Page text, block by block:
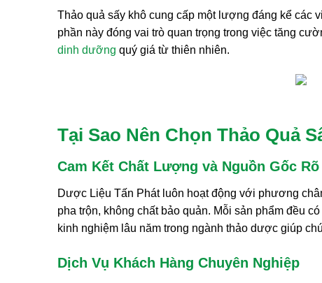
Thảo quả sấy khô cung cấp một lượng đáng kể các
phần này đóng vai trò quan trọng trong việc tăng
dinh dưỡng quý giá từ thiên nhiên.
Tại Sao Nên Chọn Thảo Quả
Cam Kết Chất Lượng và Nguồn Gốc Rõ
Dược Liệu Tấn Phát luôn hoạt động với phương
pha trộn, không chất bảo quản. Mỗi sản phẩm đều
kinh nghiệm lâu năm trong ngành thảo dược giúp
Dịch Vụ Khách Hàng Chuyên Nghiệp